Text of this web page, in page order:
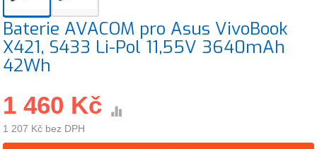
Baterie AVACOM pro Asus VivoBook
X421, S433 Li-Pol 11,55V 3640mAh
42Wh
1 460 Kč
1 207 Kč bez DPH